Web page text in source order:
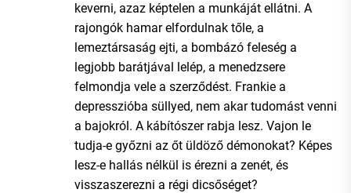
keverni, azaz képtelen a munkáját ellátni. A
rajongók hamar elfordulnak tőle, a
lemeztársaság ejti, a bombázó feleség a
legjobb barátjával lelép, a menedzsere
felmondja vele a szerződést. Frankie a
depresszióba süllyed, nem akar tudomást venni
a bajokról. A kábítószer rabja lesz. Vajon le
tudja-e győzni az őt üldöző démonokat? Képes
lesz-e hallás nélkül is érezni a zenét, és
visszaszerezni a régi dicsőséget?